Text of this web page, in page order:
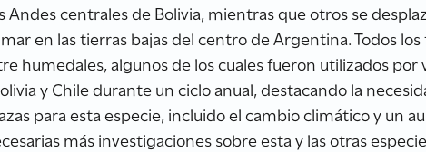
Andes centrales de Bolivia, mientras que otros se
en las tierras bajas del centro de Argentina. Todos
humedales, algunos de los cuales fueron utilizados por
y Chile durante un ciclo anual, destacando la
para esta especie, incluido el cambio climático y un
más investigaciones sobre esta y las otras